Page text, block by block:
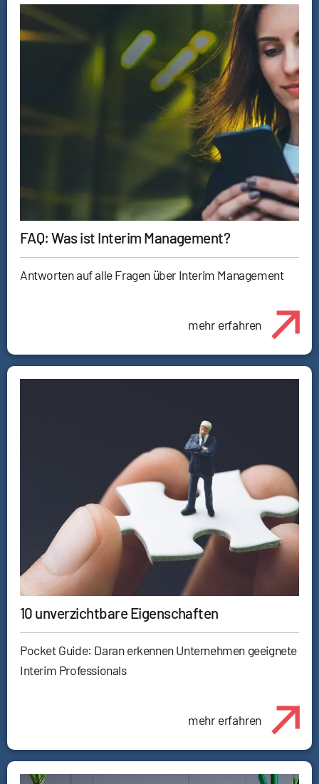
FAQ: Was ist Interim Management?
Antworten auf alle Fragen über Interim Management
mehr erfahren
10 unverzichtbare Eigenschaften
Pocket Guide: Daran erkennen Unternehmen geeignete
Interim Professionals
mehr erfahren